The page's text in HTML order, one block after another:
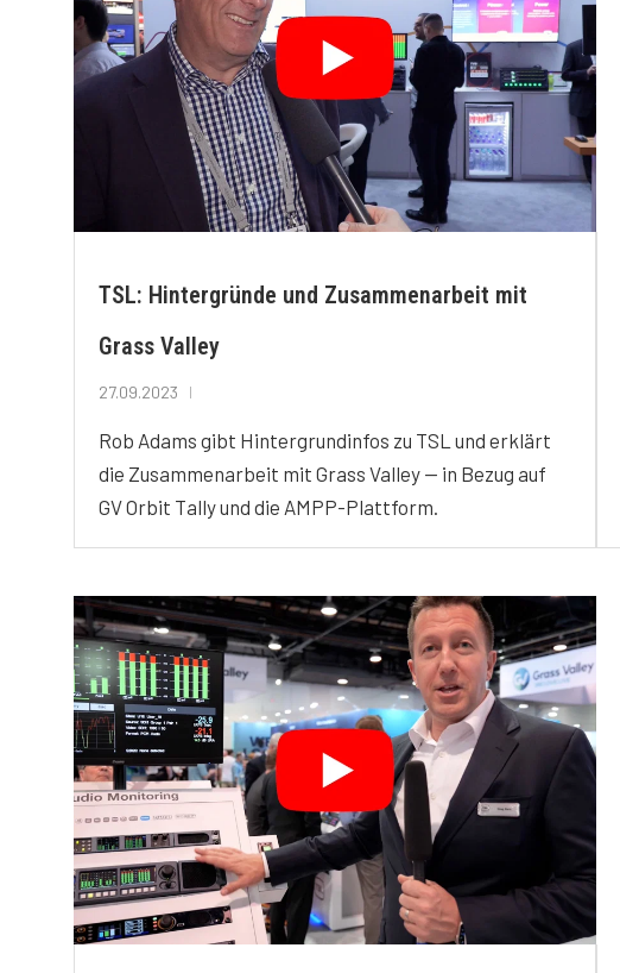
TSL: Hintergründe und Zusammenarbeit mit
Grass Valley
27.09.2023
Rob Adams gibt Hintergrundinfos zu TSL und erklärt
die Zusammenarbeit mit Grass Valley — in Bezug auf
GV Orbit Tally und die AMPP-Plattform.